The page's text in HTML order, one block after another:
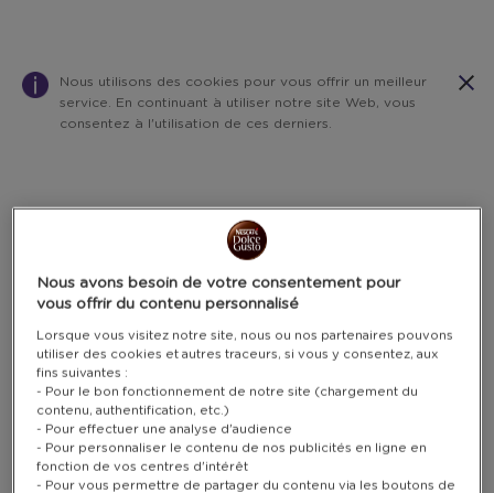
Nous utilisons des cookies pour vous offrir un meilleur
service. En continuant à utiliser notre site Web, vous
consentez à l'utilisation de ces derniers.
Nous avons besoin de votre consentement pour
vous offrir du contenu personnalisé
Lorsque vous visitez notre site, nous ou nos partenaires pouvons
utiliser des cookies et autres traceurs, si vous y consentez, aux
fins suivantes :
- Pour le bon fonctionnement de notre site (chargement du
contenu, authentification, etc.)
- Pour effectuer une analyse d'audience
- Pour personnaliser le contenu de nos publicités en ligne en
fonction de vos centres d'intérêt
- Pour vous permettre de partager du contenu via les boutons de